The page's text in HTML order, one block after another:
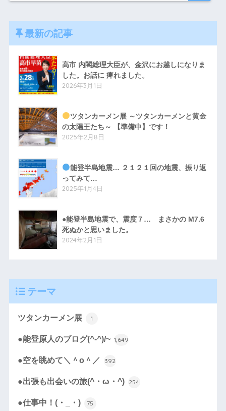
最新の記事
高市 内閣総理大臣が、金沢にお越しになりま
した。お話に 痺れました。
2026年3月1日
ツタンカーメン展 ～ツタンカーメンと黄金
の太陽王たち～ 【準備中】です！
2025年2月8日
能登半島地震… ２１２１回の地震、振り返
ってみて…
2025年1月4日
●能登半島地震で、震度７… まさかの M7.6
死ぬかと思いました。
2024年2月1日
テーマ
ツタンカーメン展 1
●能登原人のブログ(^-^)/~ 1,649
●空を眺めて＼＾o＾／ 392
●出張も出会いの旅(^・ω・^) 254
●仕事中！(・_・) 75